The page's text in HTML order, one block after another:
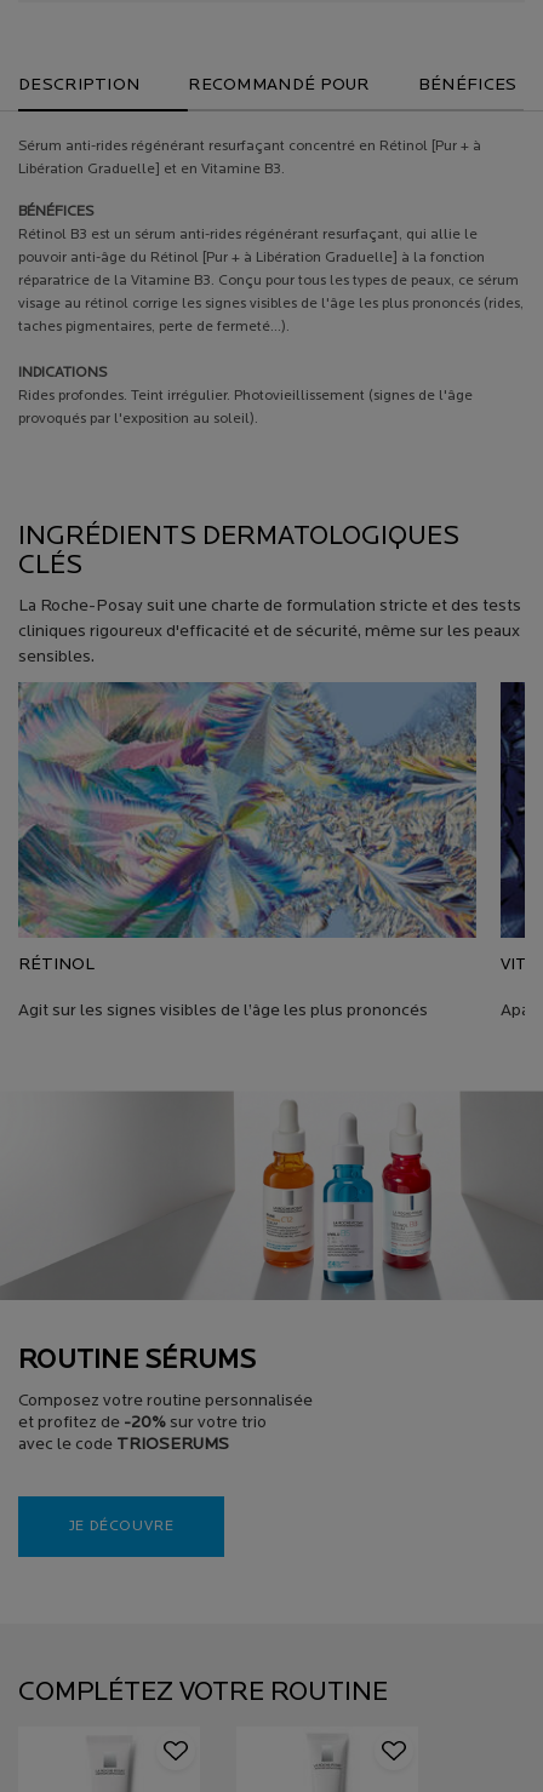
DESCRIPTION RECOMMANDÉ POUR BÉNÉFICES
Sérum anti-rides régénérant resurfaçant concentré en Rétinol [Pur + à
Libération Graduelle] et en Vitamine B3.
BÉNÉFICES
Rétinol B3 est un sérum anti-rides régénérant resurfaçant, qui allie le
pouvoir anti-âge du Rétinol [Pur + à Libération Graduelle] à la fonction
réparatrice de la Vitamine B3. Conçu pour tous les types de peaux, ce sérum
visage au rétinol corrige les signes visibles de l'âge les plus prononcés (rides,
taches pigmentaires, perte de fermeté...).
INDICATIONS
Rides profondes. Teint irrégulier. Photovieillissement (signes de l'âge
provoqués par l'exposition au soleil).
PDP Product description section
INGRÉDIENTS DERMATOLOGIQUES CLÉS
INGRÉDIENTS DERMATOLOGIQUES
CLÉS
La Roche-Posay suit une charte de formulation stricte et des tests
cliniques rigoureux d'efficacité et de sécurité, même sur les peaux
sensibles.
RÉTINOL
Agit sur les signes visibles de l’âge les plus prononcés
pdphero-Banner-Kit-Serums
ROUTINE SÉRUMS
Composez votre routine personnalisée
et profitez de -20% sur votre trio
avec le code TRIOSERUMS
JE DÉCOUVRE
COMPLÉTEZ VOTRE ROUTINE